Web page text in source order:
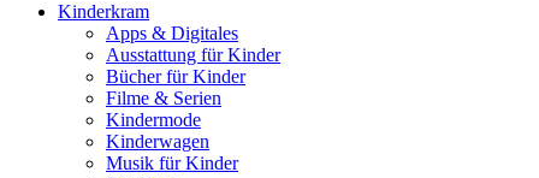
Kinderkram
Apps & Digitales
Ausstattung für Kinder
Bücher für Kinder
Filme & Serien
Kindermode
Kinderwagen
Musik für Kinder